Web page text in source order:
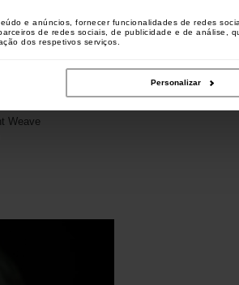
e anúncios, fornecer funcionalidades de redes
de redes sociais, de publicidade e de análise,
dos respetivos serviços.
Personalizar
Weave